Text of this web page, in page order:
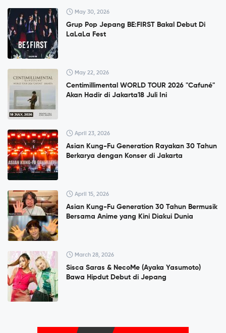
May 30, 2026
Grup Pop Jepang BE:FIRST Bakal Debut Di
LaLaLa Fest
May 22, 2026
Centimillimental WORLD TOUR 2026 "Cafuné"
Akan Hadir di Jakarta18 Juli Ini
April 23, 2026
Asian Kung-Fu Generation Rayakan 30 Tahun
Berkarya dengan Konser di Jakarta
April 15, 2026
Asian Kung-Fu Generation 30 Tahun Bermusik
Bersama Anime yang Kini Diakui Dunia
March 28, 2026
Sisca Saras & NecoMe (Ayaka Yasumoto)
Bawa Hipdut Debut di Jepang